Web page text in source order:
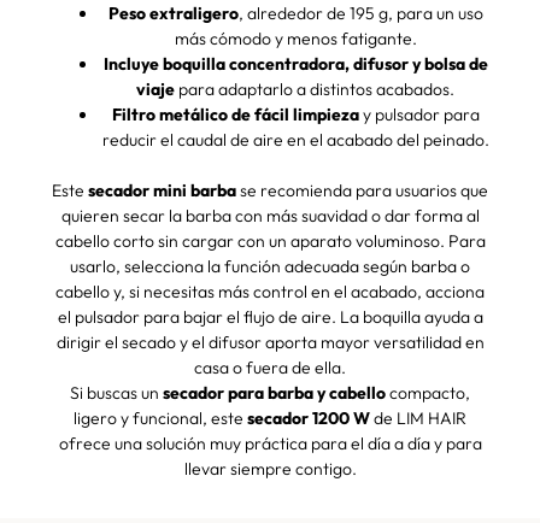
Peso extraligero, alrededor de 195 g, para un uso
más cómodo y menos fatigante.
Incluye boquilla concentradora, difusor y bolsa de
viaje para adaptarlo a distintos acabados.
Filtro metálico de fácil limpiezay pulsador para
reducir el caudal de aire en el acabado del peinado.
Este secador mini barbase recomienda para usuarios que
quieren secar la barba con más suavidad o dar forma al
cabello corto sin cargar con un aparato voluminoso. Para
usarlo, selecciona la función adecuada según barba o
cabello y, si necesitas más control en el acabado, acciona
el pulsador para bajar el flujo de aire. La boquilla ayuda a
dirigir el secado y el difusor aporta mayor versatilidad en
casa o fuera de ella.
Si buscas un secador para barba y cabellocompacto,
ligero y funcional, este secador 1200 Wde LIM HAIR
ofrece una solución muy práctica para el día a día y para
llevar siempre contigo.